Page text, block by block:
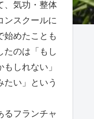
、気功・整体
ンスクールに
始めたことも
たのは「もし
しれない」
たい」という
るフランチャ